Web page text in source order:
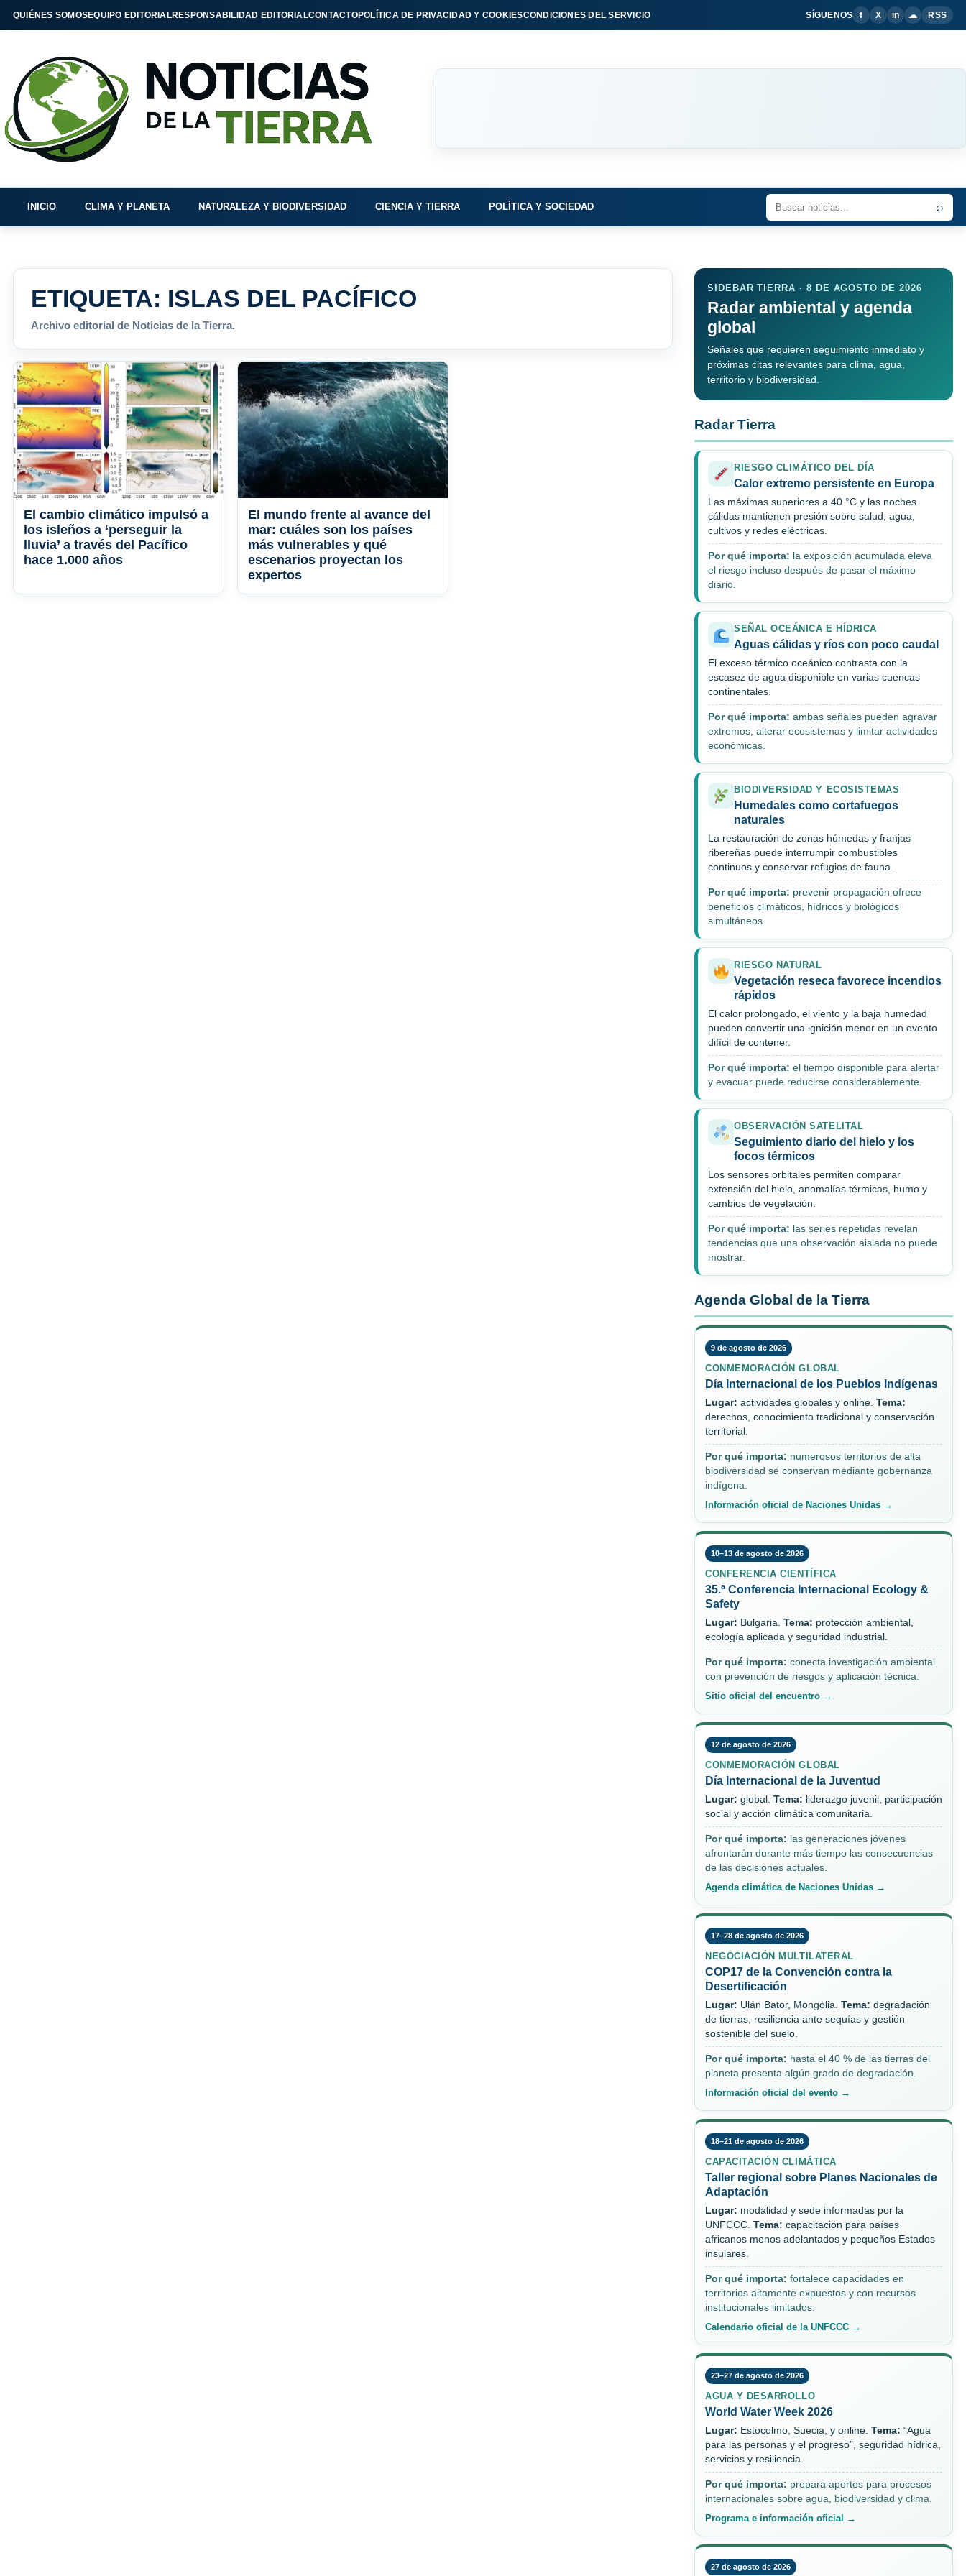
QUIÉNES SOMOSEQUIPO EDITORIALRESPONSABILIDAD EDITORIALCONTACTOPOLÍTICA DE PRIVACIDAD Y COOKIESCONDICIONES DEL SERVICIO SÍGUENOS f X in ☁ RSS
INICIO CLIMA Y PLANETA NATURALEZA Y BIODIVERSIDAD CIENCIA Y TIERRA POLÍTICA Y SOCIEDAD ⌕
ETIQUETA: ISLAS DEL PACÍFICO
Archivo editorial de Noticias de la Tierra.
El cambio climático impulsó a
los isleños a ‘perseguir la
lluvia’ a través del Pacífico
hace 1.000 años
El mundo frente al avance del
mar: cuáles son los países
más vulnerables y qué
escenarios proyectan los
expertos
SIDEBAR TIERRA · 8 DE AGOSTO DE 2026
Radar ambiental y agenda
global
Señales que requieren seguimiento inmediato y
próximas citas relevantes para clima, agua,
territorio y biodiversidad.
Radar Tierra
RIESGO CLIMÁTICO DEL DÍA
Calor extremo persistente en Europa
Las máximas superiores a 40 °C y las noches
cálidas mantienen presión sobre salud, agua,
cultivos y redes eléctricas.
Por qué importa: la exposición acumulada eleva
el riesgo incluso después de pasar el máximo
diario.
SEÑAL OCEÁNICA E HÍDRICA
Aguas cálidas y ríos con poco caudal
El exceso térmico oceánico contrasta con la
escasez de agua disponible en varias cuencas
continentales.
Por qué importa: ambas señales pueden agravar
extremos, alterar ecosistemas y limitar actividades
económicas.
BIODIVERSIDAD Y ECOSISTEMAS
Humedales como cortafuegos
naturales
La restauración de zonas húmedas y franjas
ribereñas puede interrumpir combustibles
continuos y conservar refugios de fauna.
Por qué importa: prevenir propagación ofrece
beneficios climáticos, hídricos y biológicos
simultáneos.
RIESGO NATURAL
Vegetación reseca favorece incendios
rápidos
El calor prolongado, el viento y la baja humedad
pueden convertir una ignición menor en un evento
difícil de contener.
Por qué importa: el tiempo disponible para alertar
y evacuar puede reducirse considerablemente.
OBSERVACIÓN SATELITAL
Seguimiento diario del hielo y los
focos térmicos
Los sensores orbitales permiten comparar
extensión del hielo, anomalías térmicas, humo y
cambios de vegetación.
Por qué importa: las series repetidas revelan
tendencias que una observación aislada no puede
mostrar.
Agenda Global de la Tierra
9 de agosto de 2026
CONMEMORACIÓN GLOBAL
Día Internacional de los Pueblos Indígenas
Lugar: actividades globales y online. Tema:
derechos, conocimiento tradicional y conservación
territorial.
Por qué importa: numerosos territorios de alta
biodiversidad se conservan mediante gobernanza
indígena.
Información oficial de Naciones Unidas →
10–13 de agosto de 2026
CONFERENCIA CIENTÍFICA
35.ª Conferencia Internacional Ecology &
Safety
Lugar: Bulgaria. Tema: protección ambiental,
ecología aplicada y seguridad industrial.
Por qué importa: conecta investigación ambiental
con prevención de riesgos y aplicación técnica.
Sitio oficial del encuentro →
12 de agosto de 2026
CONMEMORACIÓN GLOBAL
Día Internacional de la Juventud
Lugar: global. Tema: liderazgo juvenil, participación
social y acción climática comunitaria.
Por qué importa: las generaciones jóvenes
afrontarán durante más tiempo las consecuencias
de las decisiones actuales.
Agenda climática de Naciones Unidas →
17–28 de agosto de 2026
NEGOCIACIÓN MULTILATERAL
COP17 de la Convención contra la
Desertificación
Lugar: Ulán Bator, Mongolia. Tema: degradación
de tierras, resiliencia ante sequías y gestión
sostenible del suelo.
Por qué importa: hasta el 40 % de las tierras del
planeta presenta algún grado de degradación.
Información oficial del evento →
18–21 de agosto de 2026
CAPACITACIÓN CLIMÁTICA
Taller regional sobre Planes Nacionales de
Adaptación
Lugar: modalidad y sede informadas por la
UNFCCC. Tema: capacitación para países
africanos menos adelantados y pequeños Estados
insulares.
Por qué importa: fortalece capacidades en
territorios altamente expuestos y con recursos
institucionales limitados.
Calendario oficial de la UNFCCC →
23–27 de agosto de 2026
AGUA Y DESARROLLO
World Water Week 2026
Lugar: Estocolmo, Suecia, y online. Tema: “Agua
para las personas y el progreso”, seguridad hídrica,
servicios y resiliencia.
Por qué importa: prepara aportes para procesos
internacionales sobre agua, biodiversidad y clima.
Programa e información oficial →
27 de agosto de 2026